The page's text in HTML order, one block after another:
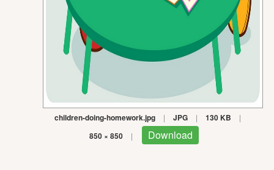
children-doing-homework.jpg | JPG | 130 KB |
850 × 850 | Download